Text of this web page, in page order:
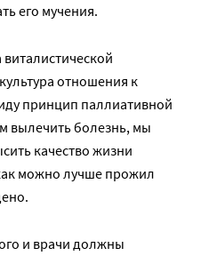
его мучения.
отношения к
принцип паллиативной
вылечить болезнь, мы
качество жизни
можно лучше прожил
и врачи должны